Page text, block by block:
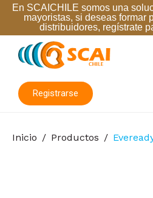
En SCAICHILE somos una
mayoristas, si deseas formar
distribuidores, regístrate
Registrarse
Inicio Productos